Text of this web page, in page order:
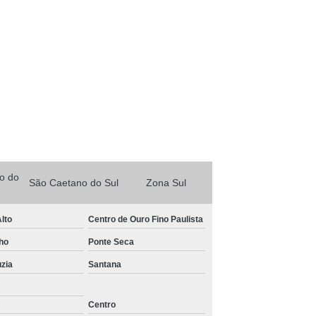
Pequena
de Varanda com Cortina de Vidro
de Varanda com Vidro
de Varanda com Vidro de Correr
de Varanda com Vidro Temperado
Varanda
Espelho para Banheiro
Espelho para Quarto
do
São Caetano do Sul Zona Sul
Centro de Ouro Fino Paulista
Ponte Seca
Santana
Centro